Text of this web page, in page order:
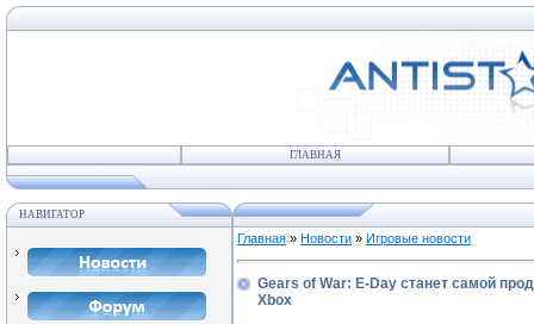
ГЛАВНАЯ
НАВИГАТОР
Главная » Новости » Игровые новости
Gears of War: E-Day станет самой
Xbox